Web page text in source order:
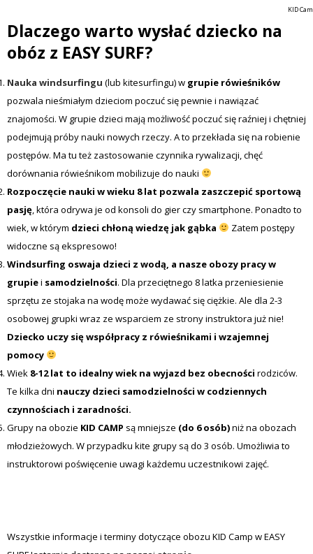
KID
Dlaczego warto wysłać dziecko na
obóz z EASY SURF?
Nauka windsurfingu (lub kitesurfingu) w grupie rówieśników
pozwala nieśmiałym dzieciom poczuć się pewnie i nawiązać
znajomości. W grupie dzieci mają możliwość poczuć się raźniej i chętniej
podejmują próby nauki nowych rzeczy. A to przekłada się na robienie
postępów. Ma tu też zastosowanie czynnika rywalizacji, chęć
dorównania rówieśnikom mobilizuje do nauki
Rozpoczęcie nauki w wieku 8 lat pozwala zaszczepić sportową
pasję, która odrywa je od konsoli do gier czy smartphone. Ponadto to
wiek, w którym dzieci chłoną wiedzę jak gąbka
Zatem postępy
widoczne są ekspresowo!
Windsurfing oswaja dzieci z wodą, a nasze obozy pracy w
grupiei samodzielności. Dla przeciętnego 8 latka przeniesienie
sprzętu ze stojaka na wodę może wydawać się ciężkie. Ale dla 2-3
osobowej grupki wraz ze wsparciem ze strony instruktora już nie!
Dziecko uczy się współpracy z rówieśnikami i wzajemnej
pomocy
Wiek 8-12 lat to idealny wiek na wyjazd bez obecności rodziców.
Te kilka dni nauczy dzieci samodzielności w codziennych
czynnościach i zaradności.
Grupy na obozie KID CAMP są mniejsze (do 6 osób)niż na obozach
młodzieżowych. W przypadku kite grupy są do 3 osób. Umożliwia to
instruktorowi poświęcenie uwagi każdemu uczestnikowi zajęć.
Wszystkie informacje i terminy dotyczące obozu KID Camp w EASY